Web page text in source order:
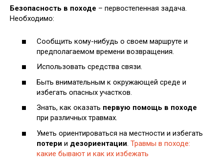
Безопасность в походе – первостепенная задача.
Необходимо:
Сообщить кому-нибудь о своем маршруте и
предполагаемом времени возвращения.
Использовать средства связи.
Быть внимательным к окружающей среде и
избегать опасных участков.
Знать, как оказать первую помощь в походе
при различных травмах.
Уметь ориентироваться на местности и избегать
потери и дезориентации. Травмы в походе:
какие бывают и как их избежать